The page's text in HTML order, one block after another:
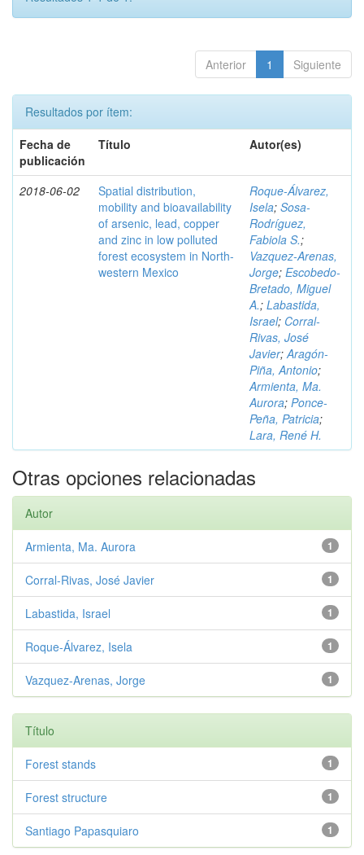
Anterior 1 Siguiente
Resultados por ítem:
Fecha de
publicación
Título Autor(es)
2018-06-02
Spatial distribution,
mobility and bioavailability
of arsenic, lead, copper
and zinc in low polluted
forest ecosystem in North-
western Mexico
Roque-Álvarez,
Isela; Sosa-
Rodríguez,
Fabiola S.;
Vazquez-Arenas,
Jorge; Escobedo-
Bretado, Miguel
A.; Labastida,
Israel; Corral-
Rivas, José
Javier;Aragón-
Piña, Antonio;
Armienta, Ma.
Aurora; Ponce-
Peña, Patricia;
Lara, René H.
Otras opciones relacionadas
Autor
1
Armienta, Ma. Aurora
1
Corral-Rivas, José Javier
1
Labastida, Israel
1
Roque-Álvarez, Isela
1
Vazquez-Arenas, Jorge
Título
1
Forest stands
1
Forest structure
1
Santiago Papasquiaro